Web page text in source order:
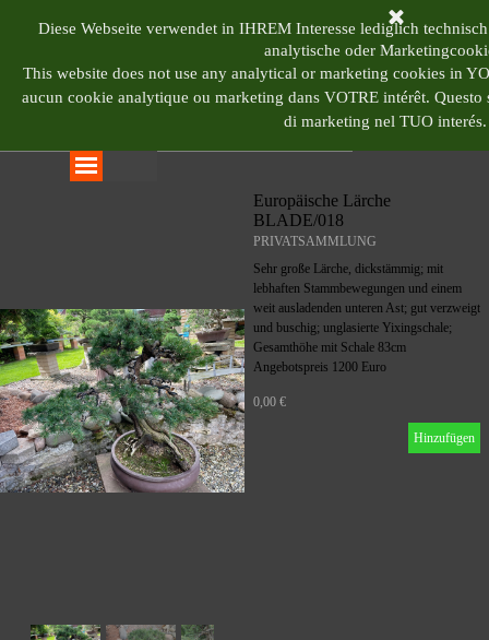
Diese Webseite verwendet in IHREM Interesse lediglich
analytische oder
This website does not use any analytical or marketing cookies in
aucun cookie analytique ou marketing dans VOTRE intérêt. Questo
di marketing nel TUO interés.
BONSAI CENTRUM
Menü überspringen
Europäische Lärche
BLADE/018
PRIVATSAMMLUNG
Sehr große Lärche, dickstämmig; mit
lebhaften Stammbewegungen und einem
weit ausladenden unteren Ast; gut verzweigt
und buschig; unglasierte Yixingschale;
Gesamthöhe mit Schale 83cm
Angebotspreis 1200 Euro
0,00 €
Hinzufügen